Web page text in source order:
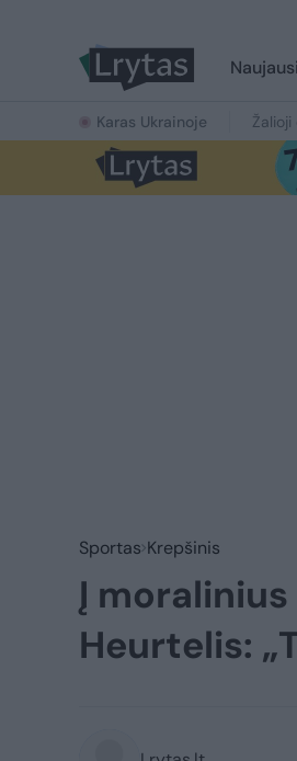
Naujausi
Karas Ukrainoje Žalioji
Sportas Krepšinis
Į
Heurtelis: